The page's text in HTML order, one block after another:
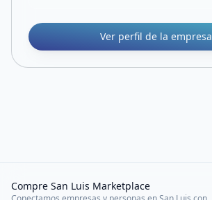
Ver perfil de la empresa
Compre San Luis Marketplace